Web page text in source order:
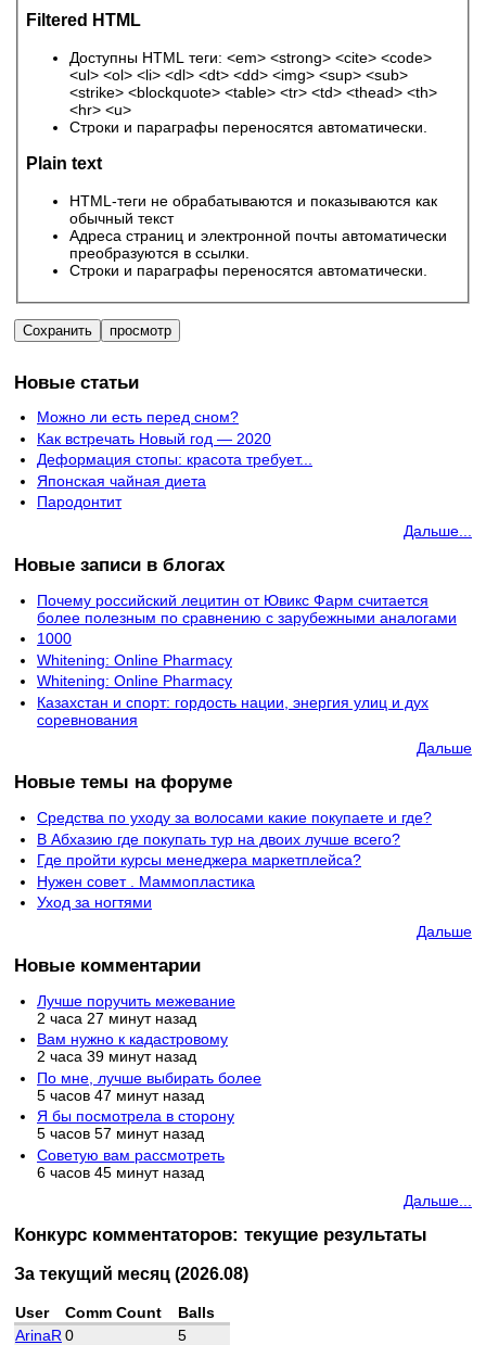
Filtered HTML
Доступны HTML теги: <em> <strong> <cite> <code>
<ul> <ol> <li> <dl> <dt> <dd> <img> <sup> <sub>
<strike> <blockquote> <table> <tr> <td> <thead> <th>
<hr> <u>
Строки и параграфы переносятся автоматически.
Plain text
HTML-теги не обрабатываются и показываются как
обычный текст
Адреса страниц и электронной почты автоматически
преобразуются в ссылки.
Строки и параграфы переносятся автоматически.
Новые статьи
Можно ли есть перед сном?
Как встречать Новый год — 2020
Деформация стопы: красота требует...
Японская чайная диета
Пародонтит
Дальше...
Новые записи в блогах
Почему российский лецитин от Ювикс Фарм считается
более полезным по сравнению с зарубежными аналогами
1000
Whitening: Online Pharmacy
Whitening: Online Pharmacy
Казахстан и спорт: гордость нации, энергия улиц и дух
соревнования
Дальше
Новые темы на форуме
Средства по уходу за волосами какие покупаете и где?
В Абхазию где покупать тур на двоих лучше всего?
Где пройти курсы менеджера маркетплейса?
Нужен совет . Маммопластика
Уход за ногтями
Дальше
Новые комментарии
Лучше поручить межевание
2 часа 27 минут назад
Вам нужно к кадастровому
2 часа 39 минут назад
По мне, лучше выбирать более
5 часов 47 минут назад
Я бы посмотрела в сторону
5 часов 57 минут назад
Советую вам рассмотреть
6 часов 45 минут назад
Дальше...
Конкурс комментаторов: текущие результаты
За текущий месяц (2026.08)
User Comm Count
Balls
ArinaR 0
5